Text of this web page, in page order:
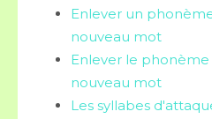
Enlever un
nouveau mot
Enlever le
nouveau mot
Les syllabes